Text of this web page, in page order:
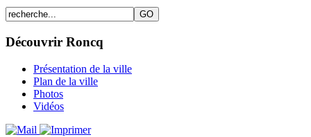
Découvrir Roncq
Présentation de la ville
Plan de la ville
Photos
Vidéos